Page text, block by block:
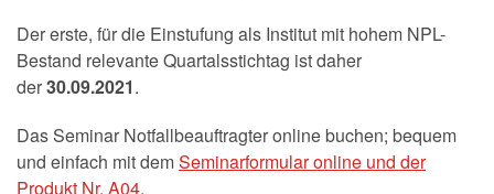
Der erste, für die Einstufung als Institut mit hohem NPL-
Bestand relevante Quartalsstichtag ist daher
der30.09.2021.
Das Seminar Notfallbeauftragter online buchen; bequem
und einfach mit demSeminarformular online und der
Produkt Nr. A04.